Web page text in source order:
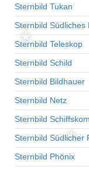
Sternbild Tukan
Sternbild Südliches
Sternbild Teleskop
Sternbild Schild
Sternbild Bildhauer
Sternbild Netz
Sternbild
Sternbild Südlicher
Sternbild Phönix